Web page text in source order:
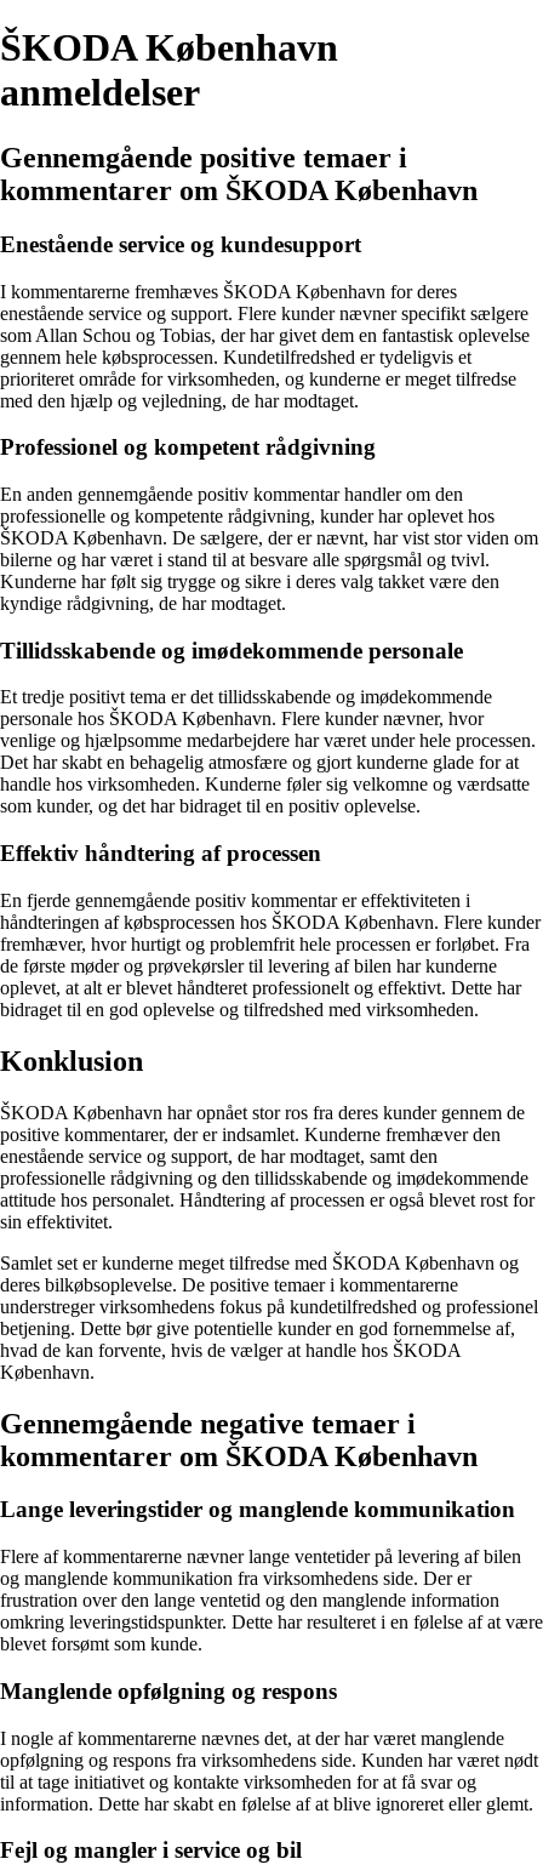
ŠKODA København
anmeldelser
Gennemgående positive temaer i
kommentarer om ŠKODA København
Enestående service og kundesupport
I kommentarerne fremhæves ŠKODA København for deres
enestående service og support. Flere kunder nævner specifikt sælgere
som Allan Schou og Tobias, der har givet dem en fantastisk oplevelse
gennem hele købsprocessen. Kundetilfredshed er tydeligvis et
prioriteret område for virksomheden, og kunderne er meget tilfredse
med den hjælp og vejledning, de har modtaget.
Professionel og kompetent rådgivning
En anden gennemgående positiv kommentar handler om den
professionelle og kompetente rådgivning, kunder har oplevet hos
ŠKODA København. De sælgere, der er nævnt, har vist stor viden om
bilerne og har været i stand til at besvare alle spørgsmål og tvivl.
Kunderne har følt sig trygge og sikre i deres valg takket være den
kyndige rådgivning, de har modtaget.
Tillidsskabende og imødekommende personale
Et tredje positivt tema er det tillidsskabende og imødekommende
personale hos ŠKODA København. Flere kunder nævner, hvor
venlige og hjælpsomme medarbejdere har været under hele processen.
Det har skabt en behagelig atmosfære og gjort kunderne glade for at
handle hos virksomheden. Kunderne føler sig velkomne og værdsatte
som kunder, og det har bidraget til en positiv oplevelse.
Effektiv håndtering af processen
En fjerde gennemgående positiv kommentar er effektiviteten i
håndteringen af købsprocessen hos ŠKODA København. Flere kunder
fremhæver, hvor hurtigt og problemfrit hele processen er forløbet. Fra
de første møder og prøvekørsler til levering af bilen har kunderne
oplevet, at alt er blevet håndteret professionelt og effektivt. Dette har
bidraget til en god oplevelse og tilfredshed med virksomheden.
Konklusion
ŠKODA København har opnået stor ros fra deres kunder gennem de
positive kommentarer, der er indsamlet. Kunderne fremhæver den
enestående service og support, de har modtaget, samt den
professionelle rådgivning og den tillidsskabende og imødekommende
attitude hos personalet. Håndtering af processen er også blevet rost for
sin effektivitet.
Samlet set er kunderne meget tilfredse med ŠKODA København og
deres bilkøbsoplevelse. De positive temaer i kommentarerne
understreger virksomhedens fokus på kundetilfredshed og professionel
betjening. Dette bør give potentielle kunder en god fornemmelse af,
hvad de kan forvente, hvis de vælger at handle hos ŠKODA
København.
Gennemgående negative temaer i
kommentarer om ŠKODA København
Lange leveringstider og manglende kommunikation
Flere af kommentarerne nævner lange ventetider på levering af bilen
og manglende kommunikation fra virksomhedens side. Der er
frustration over den lange ventetid og den manglende information
omkring leveringstidspunkter. Dette har resulteret i en følelse af at være
blevet forsømt som kunde.
Manglende opfølgning og respons
I nogle af kommentarerne nævnes det, at der har været manglende
opfølgning og respons fra virksomhedens side. Kunden har været nødt
til at tage initiativet og kontakte virksomheden for at få svar og
information. Dette har skabt en følelse af at blive ignoreret eller glemt.
Fejl og mangler i service og bil